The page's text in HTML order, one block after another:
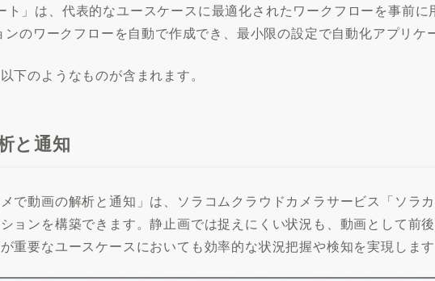
」は、代表的なユースケースに最適化されたワークフローを事前
のワークフローを自動で作成でき、最小限の設定で自動化アプリケ
下のようなものが含まれます。
と通知
で動画の解析と通知」は、ソラコムクラウドカメラサービス「ソラ
ョンを構築できます。静止画では捉えにくい状況も、動画として前
重要なユースケースにおいても効率的な状況把握や検知を実現します